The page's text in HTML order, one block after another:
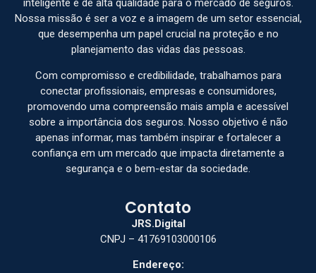
inteligente e de alta qualidade para o mercado de seguros.
Nossa missão é ser a voz e a imagem de um setor essencial,
que desempenha um papel crucial na proteção e no
planejamento das vidas das pessoas.
Com compromisso e credibilidade, trabalhamos para
conectar profissionais, empresas e consumidores,
promovendo uma compreensão mais ampla e acessível
sobre a importância dos seguros. Nosso objetivo é não
apenas informar, mas também inspirar e fortalecer a
confiança em um mercado que impacta diretamente a
segurança e o bem-estar da sociedade.
Contato
JRS.Digital
CNPJ – 41769103000106
Endereço: